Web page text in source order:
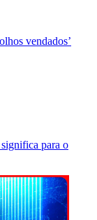
vendados’
para o